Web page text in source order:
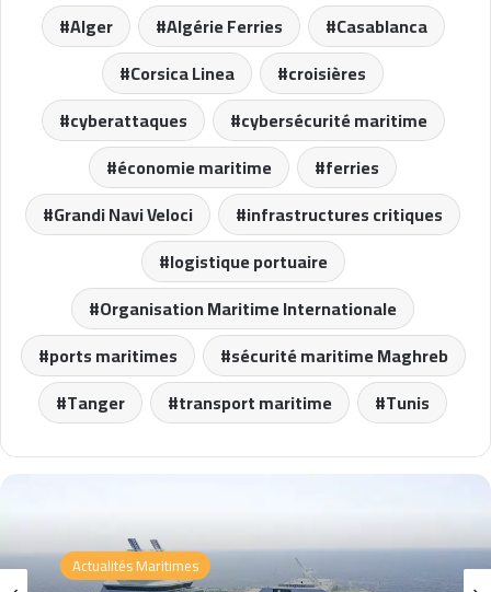
Alger Algérie Ferries
Casablanca
Corsica Linea
croisières
cyberattaques
cybersécurité maritime
économie maritime
ferries
Grandi Navi Veloci
infrastructures critiques
logistique portuaire
Organisation Maritime Internationale
ports maritimes
sécurité maritime Maghreb
Tanger
transport maritime Tunis
Actualités Maritimes